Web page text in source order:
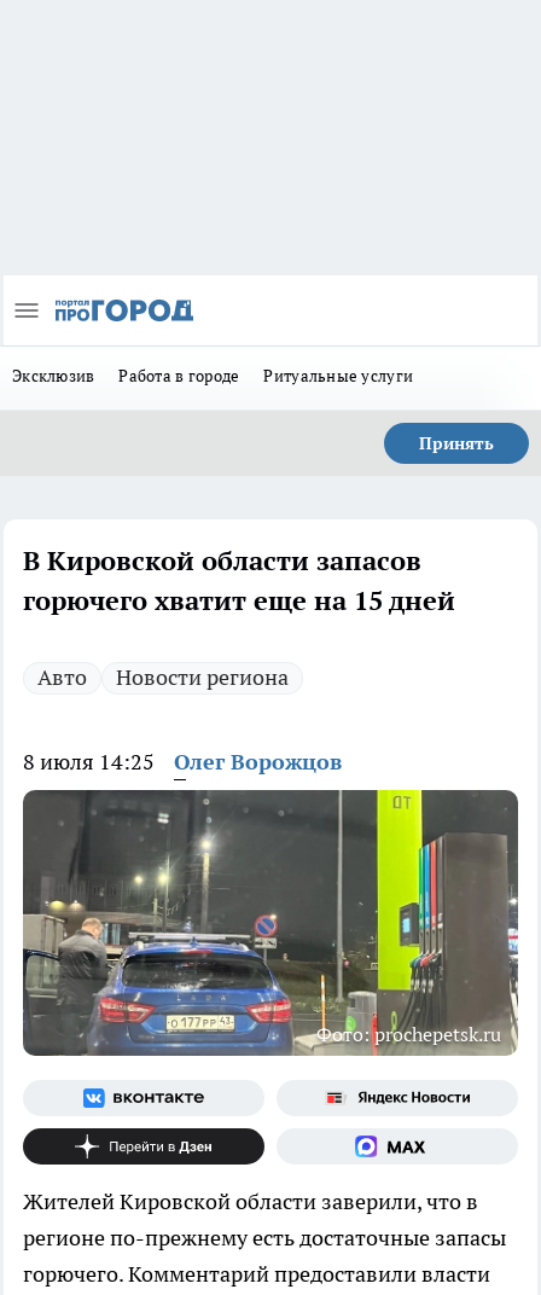
Эксклюзив Работа в городе Ритуальные услуги
Принять
В Кировской области запасов
горючего хватит еще на 15 дней
Авто Новости региона
8 июля 14:25 Олег Ворожцов
Фото: prochepetsk.ru
Жителей Кировской области заверили, что в
регионе по-прежнему есть достаточные запасы
горючего. Комментарий предоставили власти